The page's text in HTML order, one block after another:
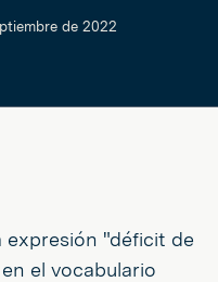
de 2022
expresión "déficit de
el vocabulario